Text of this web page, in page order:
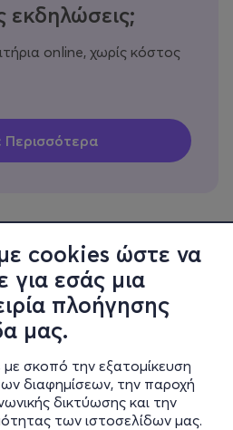
cookies ώστε να
για εσάς μια
πλοήγησης
μας.
σκοπό την εξατομίκευση
διαφημίσεων, την παροχή
δικτύωσης και την
των ιστοσελίδων μας.
εκδηλώσεις;
online, χωρίς κόστος